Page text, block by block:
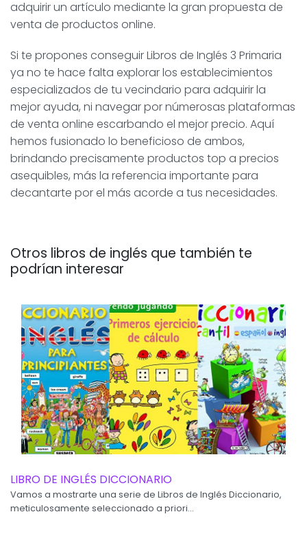
adquirir un artículo mediante la gran propuesta de
venta de productos online.
Si te propones conseguir Libros de Inglés 3 Primaria
ya no te hace falta explorar los establecimientos
especializados de tu vecindario para adquirir la
mejor ayuda, ni navegar por númerosas plataformas
de venta online escarbando el mejor precio. Aquí
hemos fusionado lo beneficioso de ambos,
brindando precisamente productos top a precios
asequibles, más la referencia importante para
decantarte por el más acorde a tus necesidades.
Otros libros de inglés que también te
podrían interesar
LIBRO DE INGLÉS DICCIONARIO
Vamos a mostrarte una serie de Libros de Inglés Diccionario,
meticulosamente seleccionado a priori...